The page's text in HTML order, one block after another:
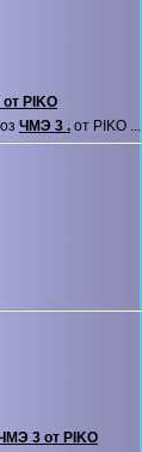
PIKO
ЧМЭ 3 . от PIKO ...
3 от PIKO